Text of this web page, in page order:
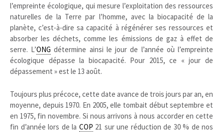
l’empreinte écologique, qui mesure l’exploitation des ressources
naturelles de la Terre par l’homme, avec la biocapacité de la
planète, c’est-à-dire sa capacité à régénérer ses ressources et
absorber les déchets, comme les émissions de gaz à effet de
serre. L’ONG détermine ainsi le jour de l’année où l’empreinte
écologique dépasse la biocapacité. Pour 2015, ce « jour de
dépassement » est le 13 août.
Toujours plus précoce, cette date avance de trois jours par an, en
moyenne, depuis 1970. En 2005, elle tombait début septembre et
en 1975, fin novembre. Si nous arrivons à nous accorder en cette
fin d’année lors de la COP 21 sur une réduction de 30 % de nos